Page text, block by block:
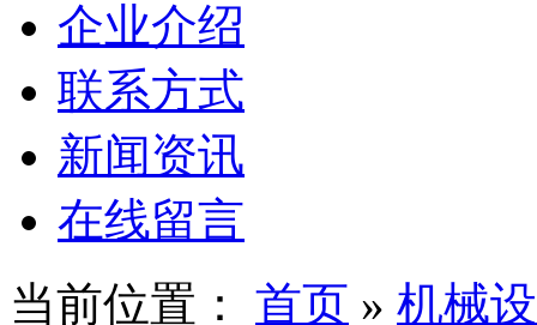
企业介绍
联系方式
新闻资讯
在线留言
当前位置： 首页 » 机械